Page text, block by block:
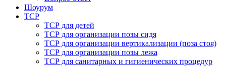
Шоурум
ТСР
ТСР для детей
ТСР для организации позы сидя
ТСР для организации вертикализации (поза стоя)
ТСР для организации позы лежа
ТСР для санитарных и гигиенических процедур